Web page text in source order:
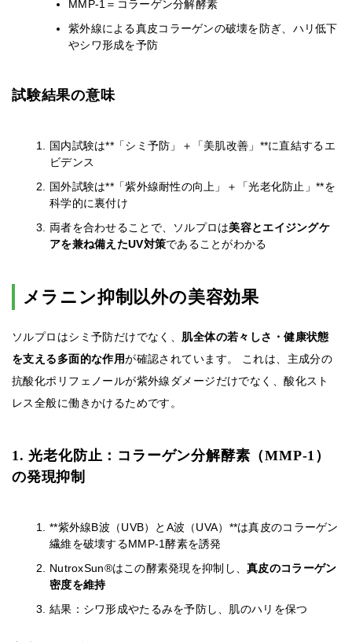
MMP-1＝コラーゲン分解酵素
紫外線による真皮コラーゲンの破壊を防ぎ、ハリ低下
やシワ形成を予防
試験結果の意味
国内試験は**「シミ予防」＋「美肌改善」**に直結するエ
ビデンス
国外試験は**「紫外線耐性の向上」＋「光老化防止」**を
科学的に裏付け
両者を合わせることで、ソルプロは美容とエイジングケ
アを兼ね備えたUV対策であることがわかる
メラニン抑制以外の美容効果
ソルプロはシミ予防だけでなく、 肌全体の若々しさ・健康状態
を支える多面的な作用が確認されています。 これは、主成分の
抗酸化ポリフェノールが紫外線ダメージだけでなく、酸化スト
レス全般に働きかけるためです。
1. 光老化防止：コラーゲン分解酵素（MMP-1）
の発現抑制
**紫外線B波（UVB）とA波（UVA）**は真皮のコラーゲン
繊維を破壊するMMP-1酵素を誘発
NutroxSun®はこの酵素発現を抑制し、真皮のコラーゲン
密度を維持
結果：シワ形成やたるみを予防し、肌のハリを保つ